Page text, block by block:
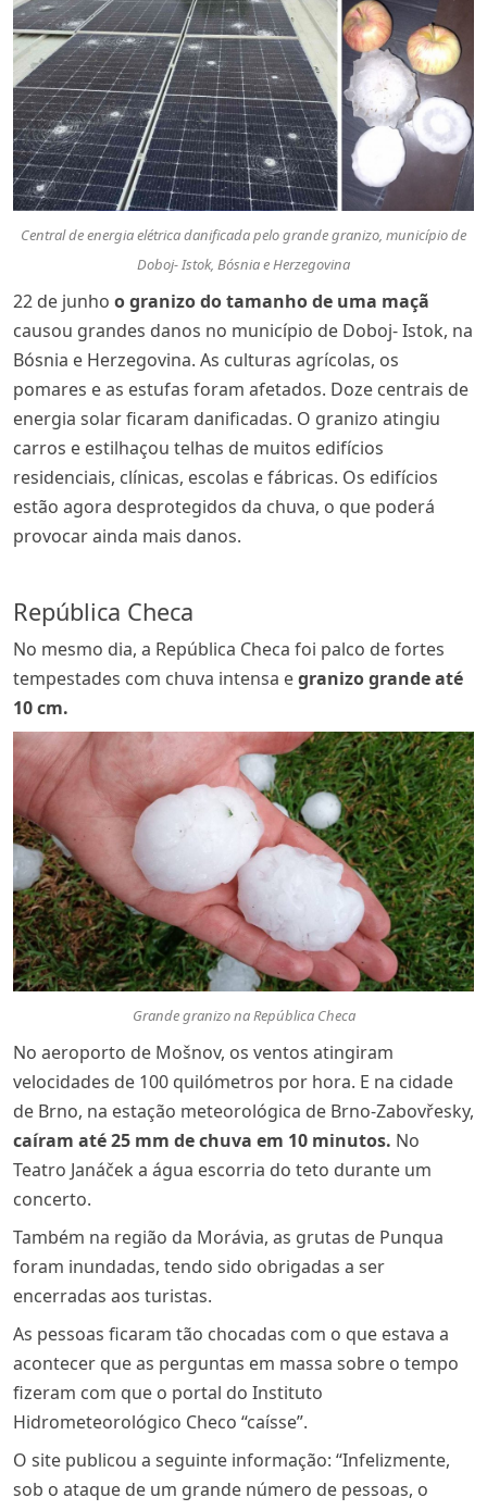
Central de energia elétrica danificada pelo grande granizo, município de
Doboj- Istok, Bósnia e Herzegovina
22 de junho o granizo do tamanho de uma maçã
causou grandes danos no município de Doboj- Istok, na
Bósnia e Herzegovina. As culturas agrícolas, os
pomares e as estufas foram afetados. Doze centrais de
energia solar ficaram danificadas. O granizo atingiu
carros e estilhaçou telhas de muitos edifícios
residenciais, clínicas, escolas e fábricas. Os edifícios
estão agora desprotegidos da chuva, o que poderá
provocar ainda mais danos.
República Checa
No mesmo dia, a República Checa foi palco de fortes
tempestades com chuva intensa egranizo grande até
10 cm.
Grande granizo na República Checa
No aeroporto de Mošnov, os ventos atingiram
velocidades de 100 quilómetros por hora. E na cidade
de Brno, na estação meteorológica de Brno-Zabovřesky,
caíram até 25 mm de chuva em 10 minutos. No
Teatro Janáček a água escorria do teto durante um
concerto.
Também na região da Morávia, as grutas de Punqua
foram inundadas, tendo sido obrigadas a ser
encerradas aos turistas.
As pessoas ficaram tão chocadas com o que estava a
acontecer que as perguntas em massa sobre o tempo
fizeram com que o portal do Instituto
Hidrometeorológico Checo “caísse”.
O site publicou a seguinte informação: “Infelizmente,
sob o ataque de um grande número de pessoas, o